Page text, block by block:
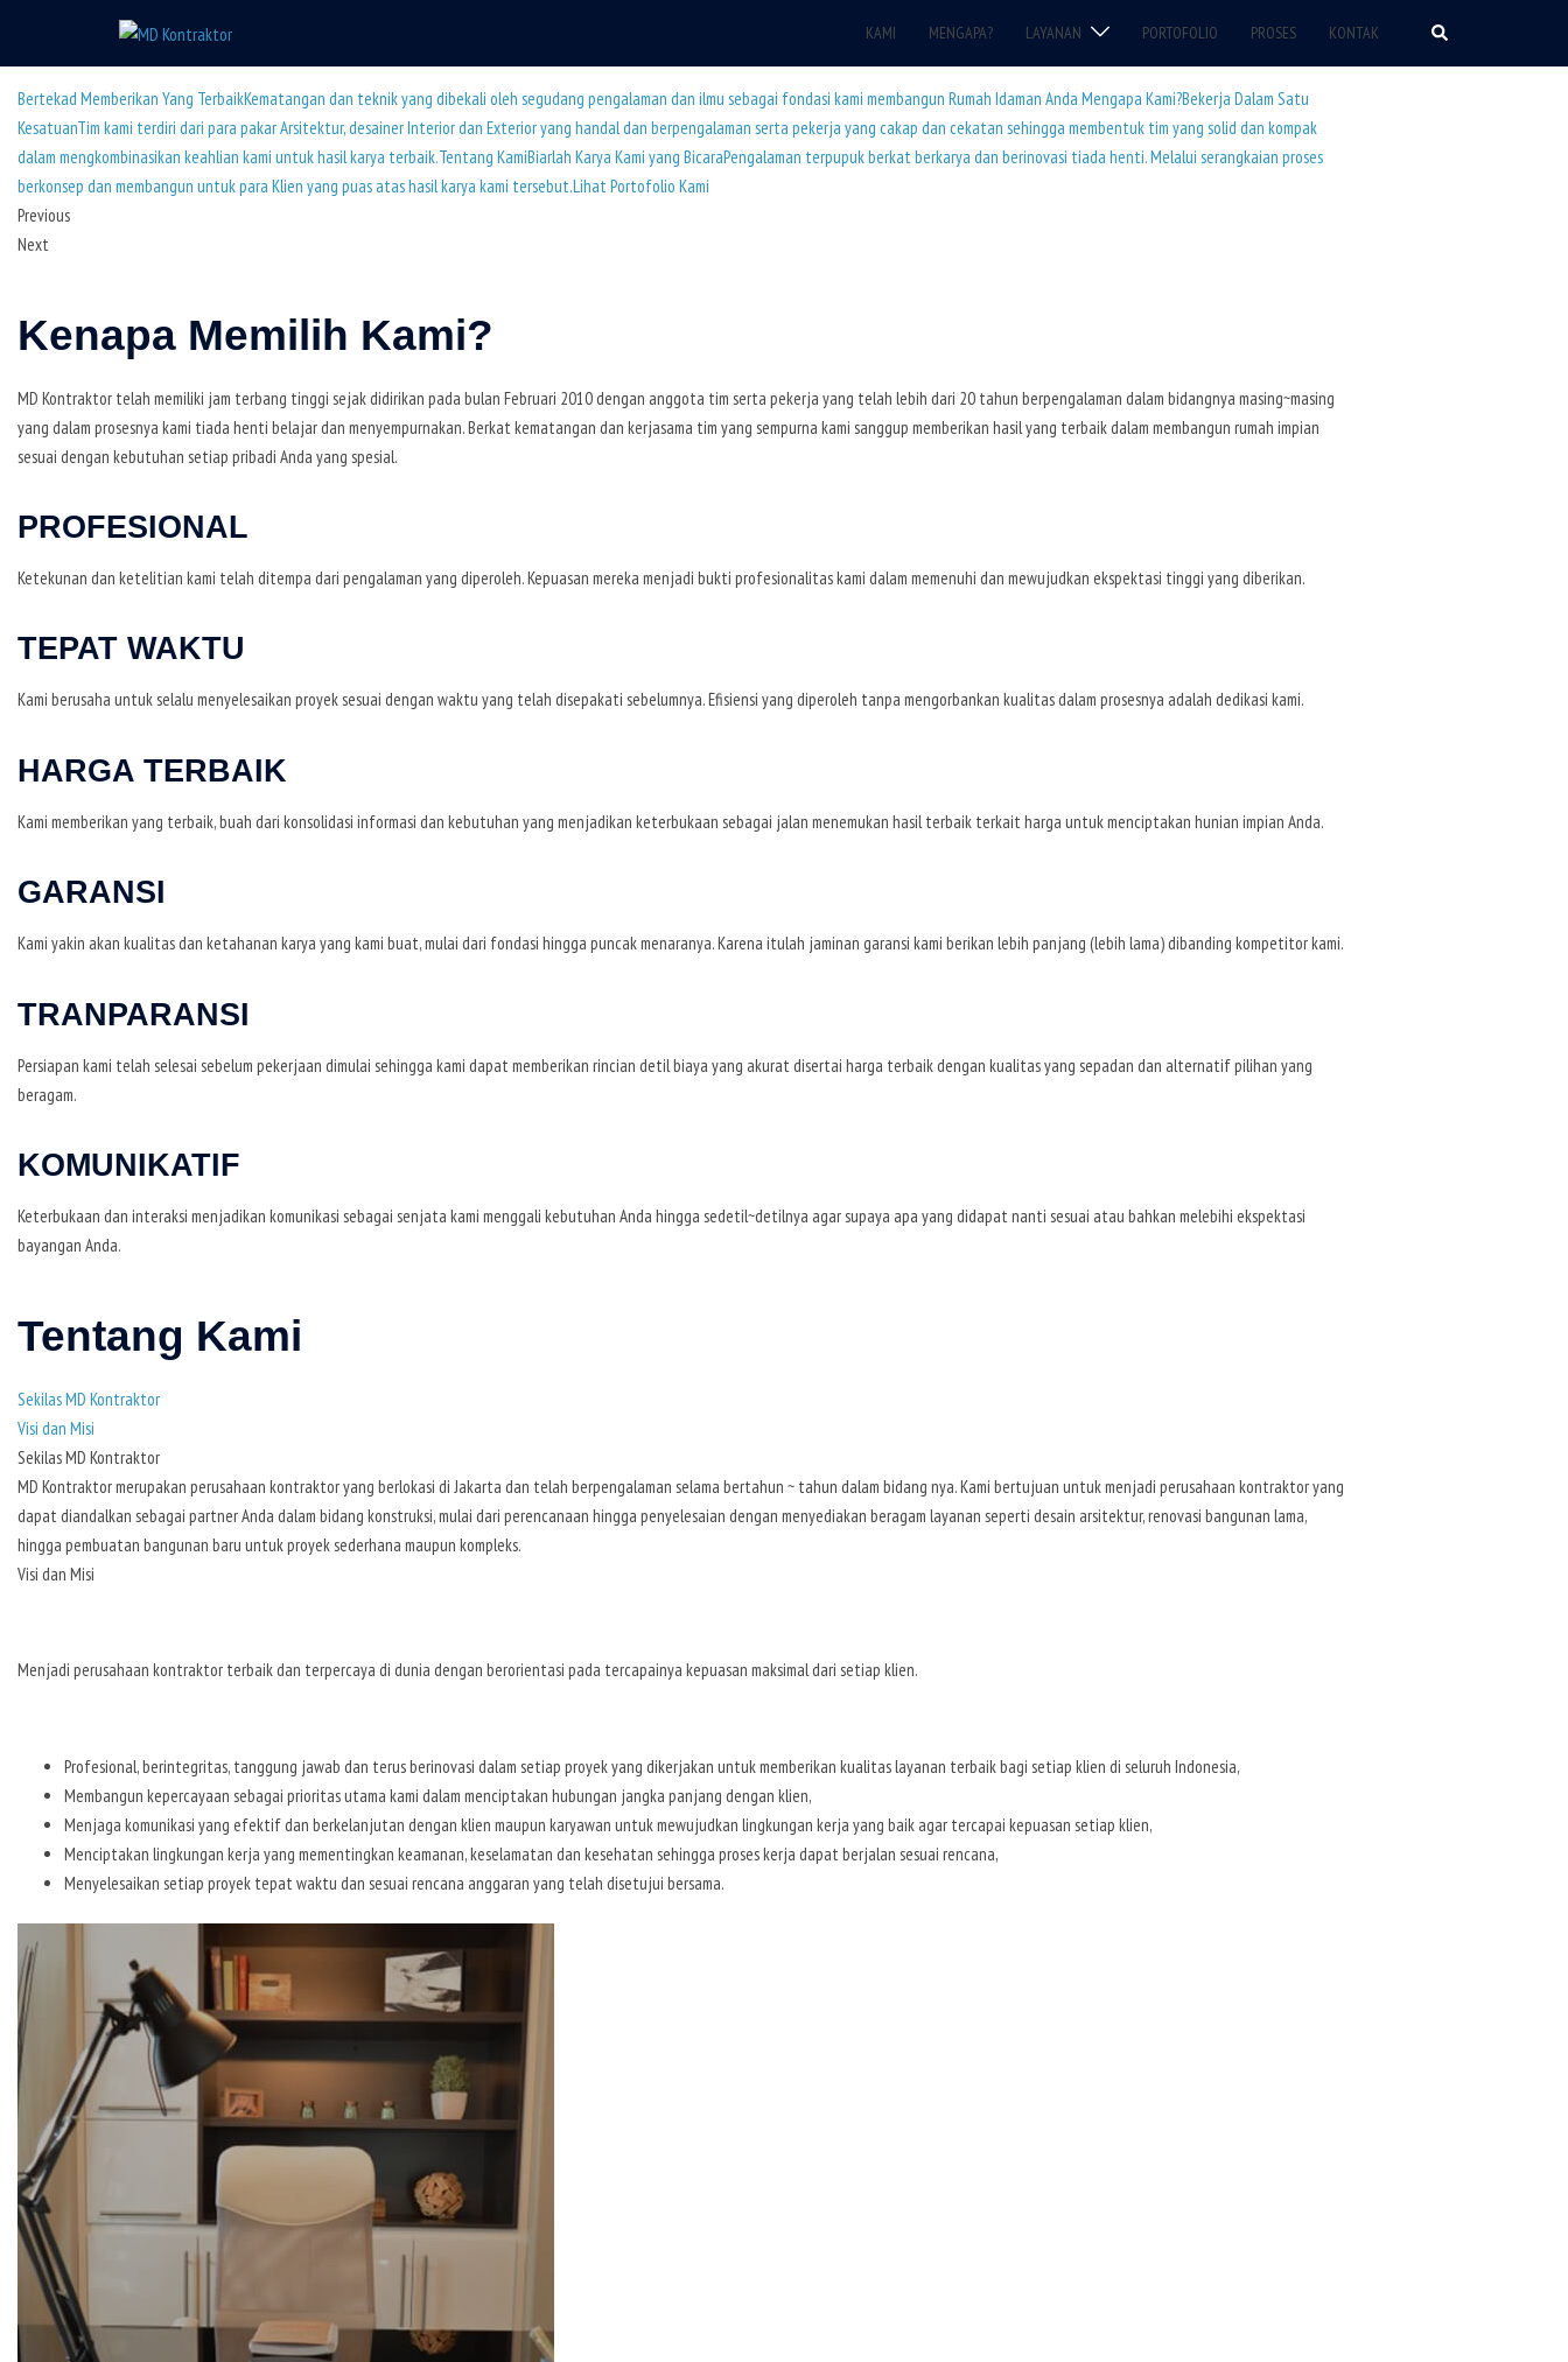
content
KAMI MENGAPA? LAYANAN PORTOFOLIO PROSES KONTAK
Bertekad Memberikan Yang TerbaikKematangan dan teknik yang dibekali oleh segudang pengalaman dan ilmu sebagai fondasi kami membangun Rumah Idaman Anda Mengapa Kami?Bekerja Dalam Satu
KesatuanTim kami terdiri dari para pakar Arsitektur, desainer Interior dan Exterior yang handal dan berpengalaman serta pekerja yang cakap dan cekatan sehingga membentuk tim yang solid dan kompak
dalam mengkombinasikan keahlian kami untuk hasil karya terbaik.Tentang KamiBiarlah Karya Kami yang BicaraPengalaman terpupuk berkat berkarya dan berinovasi tiada henti. Melalui serangkaian proses
berkonsep dan membangun untuk para Klien yang puas atas hasil karya kami tersebut.Lihat Portofolio Kami
Previous
Next
Kenapa Memilih Kami?
MD Kontraktor telah memiliki jam terbang tinggi sejak didirikan pada bulan Februari 2010 dengan anggota tim serta pekerja yang telah lebih dari 20 tahun berpengalaman dalam bidangnya masing~masing
yang dalam prosesnya kami tiada henti belajar dan menyempurnakan. Berkat kematangan dan kerjasama tim yang sempurna kami sanggup memberikan hasil yang terbaik dalam membangun rumah impian
sesuai dengan kebutuhan setiap pribadi Anda yang spesial.
PROFESIONAL
Ketekunan dan ketelitian kami telah ditempa dari pengalaman yang diperoleh. Kepuasan mereka menjadi bukti profesionalitas kami dalam memenuhi dan mewujudkan ekspektasi tinggi yang diberikan.
TEPAT WAKTU
Kami berusaha untuk selalu menyelesaikan proyek sesuai dengan waktu yang telah disepakati sebelumnya. Efisiensi yang diperoleh tanpa mengorbankan kualitas dalam prosesnya adalah dedikasi kami.
HARGA TERBAIK
Kami memberikan yang terbaik, buah dari konsolidasi informasi dan kebutuhan yang menjadikan keterbukaan sebagai jalan menemukan hasil terbaik terkait harga untuk menciptakan hunian impian Anda.
GARANSI
Kami yakin akan kualitas dan ketahanan karya yang kami buat, mulai dari fondasi hingga puncak menaranya. Karena itulah jaminan garansi kami berikan lebih panjang (lebih lama) dibanding kompetitor kami.
TRANPARANSI
Persiapan kami telah selesai sebelum pekerjaan dimulai sehingga kami dapat memberikan rincian detil biaya yang akurat disertai harga terbaik dengan kualitas yang sepadan dan alternatif pilihan yang
beragam.
KOMUNIKATIF
Keterbukaan dan interaksi menjadikan komunikasi sebagai senjata kami menggali kebutuhan Anda hingga sedetil~detilnya agar supaya apa yang didapat nanti sesuai atau bahkan melebihi ekspektasi
bayangan Anda.
Tentang Kami
Sekilas MD Kontraktor
Visi dan Misi
Sekilas MD Kontraktor
MD Kontraktor merupakan perusahaan kontraktor yang berlokasi di Jakarta dan telah berpengalaman selama bertahun ~ tahun dalam bidang nya. Kami bertujuan untuk menjadi perusahaan kontraktor yang
dapat diandalkan sebagai partner Anda dalam bidang konstruksi, mulai dari perencanaan hingga penyelesaian dengan menyediakan beragam layanan seperti desain arsitektur, renovasi bangunan lama,
hingga pembuatan bangunan baru untuk proyek sederhana maupun kompleks.
Visi dan Misi
Menjadi perusahaan kontraktor terbaik dan terpercaya di dunia dengan berorientasi pada tercapainya kepuasan maksimal dari setiap klien.
Profesional, berintegritas, tanggung jawab dan terus berinovasi dalam setiap proyek yang dikerjakan untuk memberikan kualitas layanan terbaik bagi setiap klien di seluruh Indonesia,
Membangun kepercayaan sebagai prioritas utama kami dalam menciptakan hubungan jangka panjang dengan klien,
Menjaga komunikasi yang efektif dan berkelanjutan dengan klien maupun karyawan untuk mewujudkan lingkungan kerja yang baik agar tercapai kepuasan setiap klien,
Menciptakan lingkungan kerja yang mementingkan keamanan, keselamatan dan kesehatan sehingga proses kerja dapat berjalan sesuai rencana,
Menyelesaikan setiap proyek tepat waktu dan sesuai rencana anggaran yang telah disetujui bersama.